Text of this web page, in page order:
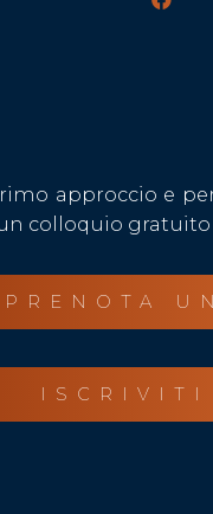
approccio e
colloquio
PRENOTA
ISCRIVITI